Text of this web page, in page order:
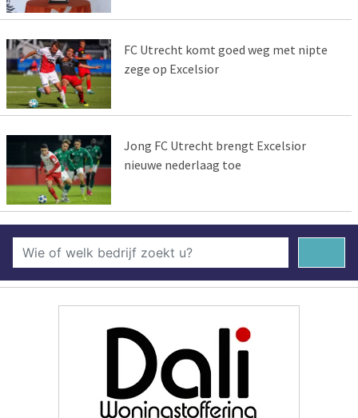
FC Utrecht komt goed weg met nipte
zege op Excelsior
Jong FC Utrecht brengt Excelsior
nieuwe nederlaag toe